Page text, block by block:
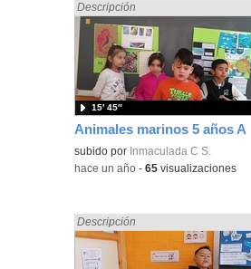
Animales marinos 5 años A
Encontrado «ANIMALES» en:
Descripción
Contenido educativo.
subido por Inmaculada C S.
15′ 45″
-hace un año -65 visualizaciones
Encontrado «ANIMALES» en:
Descripción